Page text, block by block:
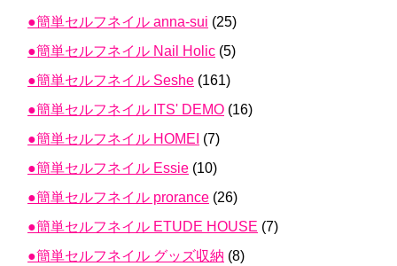
●簡単セルフネイル anna-sui (25)
●簡単セルフネイル Nail Holic (5)
●簡単セルフネイル Seshe (161)
●簡単セルフネイル ITS' DEMO (16)
●簡単セルフネイル HOMEI (7)
●簡単セルフネイル Essie (10)
●簡単セルフネイル prorance (26)
●簡単セルフネイル ETUDE HOUSE (7)
●簡単セルフネイル グッズ収納 (8)